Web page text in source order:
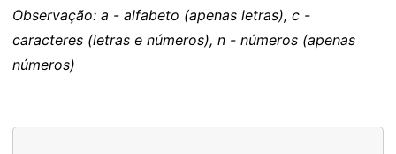
Observação: a - alfabeto (apenas letras), c -
caracteres (letras e números), n - números (apenas
números)